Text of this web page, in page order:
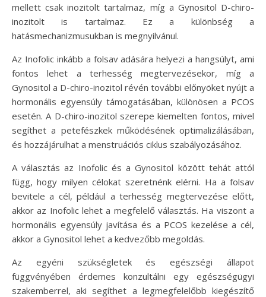
mellett csak inozitolt tartalmaz, míg a Gynositol D-chiro-
inozitolt is tartalmaz. Ez a különbség a
hatásmechanizmusukban is megnyilvánul.
Az Inofolic inkább a folsav adására helyezi a hangsúlyt, ami
fontos lehet a terhesség megtervezésekor, míg a
Gynositol a D-chiro-inozitol révén további előnyöket nyújt a
hormonális egyensúly támogatásában, különösen a PCOS
esetén. A D-chiro-inozitol szerepe kiemelten fontos, mivel
segíthet a petefészkek működésének optimalizálásában,
és hozzájárulhat a menstruációs ciklus szabályozásához.
A választás az Inofolic és a Gynositol között tehát attól
függ, hogy milyen célokat szeretnénk elérni. Ha a folsav
bevitele a cél, például a terhesség megtervezése előtt,
akkor az Inofolic lehet a megfelelő választás. Ha viszont a
hormonális egyensúly javítása és a PCOS kezelése a cél,
akkor a Gynositol lehet a kedvezőbb megoldás.
Az egyéni szükségletek és egészségi állapot
függvényében érdemes konzultálni egy egészségügyi
szakemberrel, aki segíthet a legmegfelelőbb kiegészítő